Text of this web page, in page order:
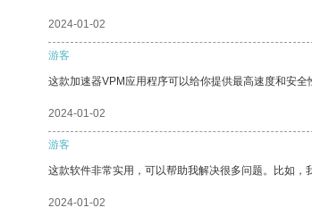
2024-01-02
游客
这款加速器VPM应用程序可以给你提供最高速度和安全
2024-01-02
游客
这款软件非常实用，可以帮助我解决很多问题。比如，
2024-01-02